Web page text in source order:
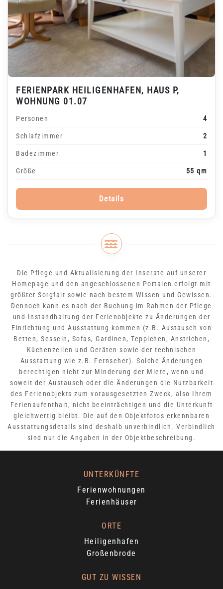
FERIENPARK HEILIGENHAFEN, HAUS P,
WOHNUNG 01.07
Personen 4
Schlafzimmer 2
Badezimmer 1
Größe 55 qm
Details
Die Pflege und Aktualisierung der Inserate auf unserer
Homepage und den angeschlossenen Portalen erfolgt mit
größter Sorgfalt sowie nach bestem Wissen und Gewissen.
Dennoch kann es nach der Buchung im Rahmen der Pflege
und Instandhaltung der Ferienobjekte zu Änderungen der
Einrichtung und Ausstattung kommen (z.B. Austausch von
Betten, Sesseln, Sofas, Gardinen, Teppichen, Anstrichen,
Küchenzeilen und Geräten sowie der technischen
Ausstattung wie z.B. Fernseher). Solche Änderungen
berechtigen nicht zur Minderung der Miete, wenn und
soweit der Austausch oder die Änderungen die Nutzbarkeit
des Ferienobjekts zum vorausgesetzten Zweck, also Ihrem
Ferienaufenthalt, nicht beeinträchtigen und die Unterkunft
gleichwertig bleibt. Die auf den Objektfotos erkennbaren
Ausstattungsdetails sind deshalb unverbindlich. Verbindlich
sind nur die Angaben in der Objektbeschreibung.
UNTERKÜNFTE
Ferienwohnungen
Ferienhäuser
ORTE
Heiligenhafen
Großenbrode
GUT ZU WISSEN